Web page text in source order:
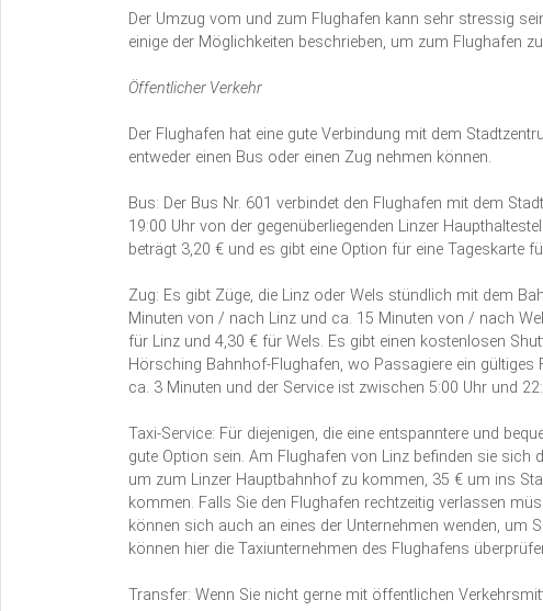
Der Umzug vom und zum Flughafen kann sehr stressig
einige der Möglichkeiten beschrieben, um zum Flughafen
Öffentlicher Verkehr
Der Flughafen hat eine gute Verbindung mit dem
entweder einen Bus oder einen Zug nehmen können.
Bus: Der Bus Nr. 601 verbindet den Flughafen mit dem
19:00 Uhr von der gegenüberliegenden Linzer
beträgt 3,20 € und es gibt eine Option für eine Tageskarte
Zug: Es gibt Züge, die Linz oder Wels stündlich mit dem
Minuten von / nach Linz und ca. 15 Minuten von / nach
für Linz und 4,30 € für Wels. Es gibt einen kostenlosen
Hörsching Bahnhof-Flughafen, wo Passagiere ein gültiges
ca. 3 Minuten und der Service ist zwischen 5:00 Uhr und
Taxi-Service: Für diejenigen, die eine entspanntere und
gute Option sein. Am Flughafen von Linz befinden sie sich
um zum Linzer Hauptbahnhof zu kommen, 35 € um ins
kommen. Falls Sie den Flughafen rechtzeitig verlassen
können sich auch an eines der Unternehmen wenden, um
können hier die Taxiunternehmen des Flughafens
Transfer: Wenn Sie nicht gerne mit öffentlichen